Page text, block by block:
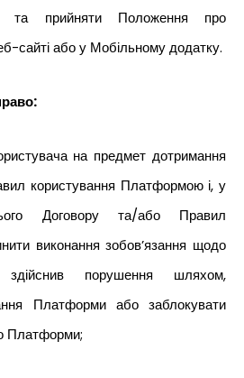
та прийняти Положення про
сайті або у Мобільному додатку.
на предмет дотримання
користування Платформою і, у
Договору та/або Правил
виконання зобов’язання щодо
здійснив порушення шляхом,
Платформи або заблокувати
Платформи;